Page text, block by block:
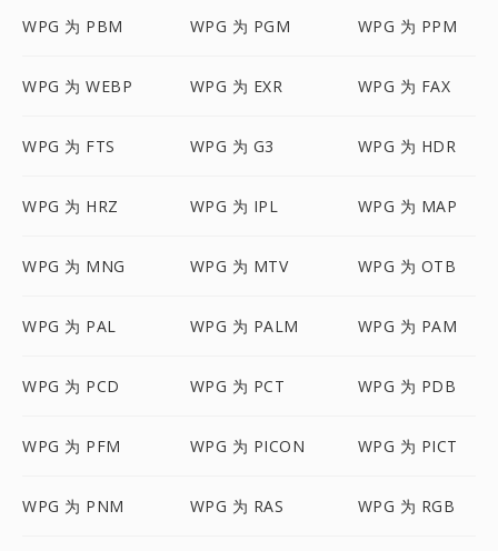
WPG 为 PBM WPG 为 PGM WPG 为 PPM
WPG 为 WEBP WPG 为 EXR WPG 为 FAX
WPG 为 FTS WPG 为 G3 WPG 为 HDR
WPG 为 HRZ WPG 为 IPL WPG 为 MAP
WPG 为 MNG WPG 为 MTV WPG 为 OTB
WPG 为 PAL WPG 为 PALM WPG 为 PAM
WPG 为 PCD WPG 为 PCT WPG 为 PDB
WPG 为 PFM WPG 为 PICON WPG 为 PICT
WPG 为 PNM WPG 为 RAS WPG 为 RGB